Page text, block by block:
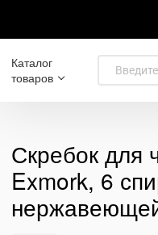
Каталог
товаров
Скребок для
Exmork, 6